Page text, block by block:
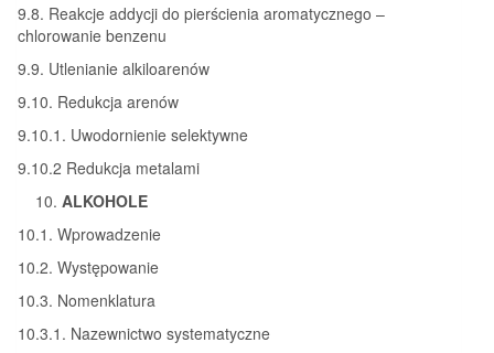
9.8. Reakcje addycji do pierścienia aromatycznego –
chlorowanie benzenu
9.9. Utlenianie alkiloarenów
9.10. Redukcja arenów
9.10.1. Uwodornienie selektywne
9.10.2 Redukcja metalami
ALKOHOLE
10.1. Wprowadzenie
10.2. Występowanie
10.3. Nomenklatura
10.3.1. Nazewnictwo systematyczne